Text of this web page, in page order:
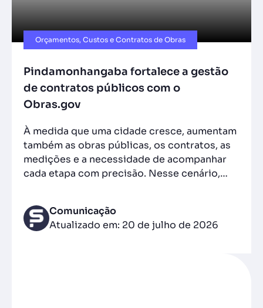
Orçamentos, Custos e Contratos de Obras
Pindamonhangaba fortalece a gestão
de contratos públicos com o
Obras.gov
À medida que uma cidade cresce, aumentam
também as obras públicas, os contratos, as
medições e a necessidade de acompanhar
cada etapa com precisão. Nesse cenário,…
Comunicação
Atualizado em: 20 de julho de 2026